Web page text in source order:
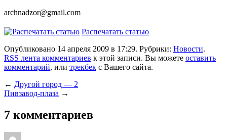
archnadzor@gmail.com
Распечатать статью
Опубликовано 14 апреля 2009 в 17:29. Рубрики: Новости.
RSS лента комментариев к этой записи. Вы можете оставить
комментарий, или трекбек с Вашего сайта.
← Другой город — 2
Пивзавод-плаза →
7 комментариев